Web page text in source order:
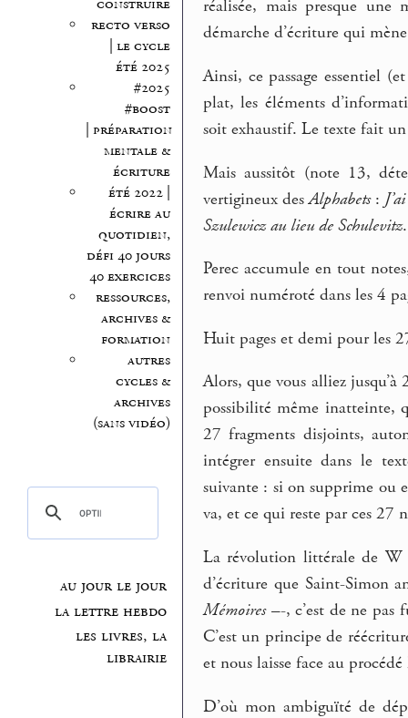
construire
recto verso
| le cycle
été 2025
#2025
#boost
| préparation
mentale &
écriture
été 2022 |
écrire au
quotidien,
défi 40 jours
40 exercices
ressources,
archives &
formation
autres
cycles &
archives
(sans vidéo)
au jour le jour
la lettre hebdo
les livres, la
librairie
réalisée, mais presque une
démarche d’écriture qui
Ainsi, ce passage essentiel
plat, les éléments
soit exhaustif. Le texte fait
Mais aussitôt (note 13,
vertigineux desAlphabets:
Szulewicz au lieu de Schulevitz.
Perec accumule en tout
renvoi numéroté dans les 4
Huit pages et demi pour les
Alors, que vous alliez
possibilité même inatteinte,
27 fragments disjoints,
intégrer ensuite dans le
suivante : si on supprime ou
va, et ce qui reste par ces 27
La révolution littérale de W
d’écriture que Saint-Simon
Mémoires–-, c’est de ne pas
C’est un principe de
et nous laisse face au
D’où mon ambiguïté de